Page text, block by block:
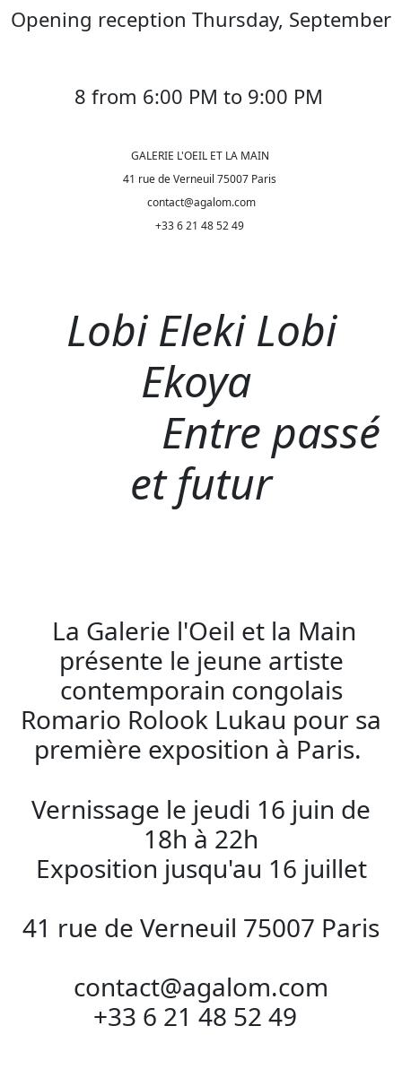
Opening reception Thursday, September
8 from 6:00 PM to 9:00 PM
GALERIE L'OEIL ET LA MAIN
41 rue de Verneuil 75007 Paris
contact@agalom.com
+33 6 21 48 52 49
Lobi Eleki Lobi
Ekoya
Entre passé
et futur
La Galerie l'Oeil et la Main
présente le jeune artiste
contemporain congolais
Romario Rolook Lukau pour sa
première exposition à Paris.
Vernissage le jeudi 16 juin de
18h à 22h
Exposition jusqu'au 16 juillet
41 rue de Verneuil 75007 Paris
contact@agalom.com
+33 6 21 48 52 49